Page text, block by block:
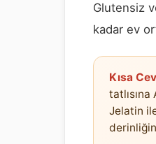
Glutensiz
kadar ev
Kısa
Jelatin